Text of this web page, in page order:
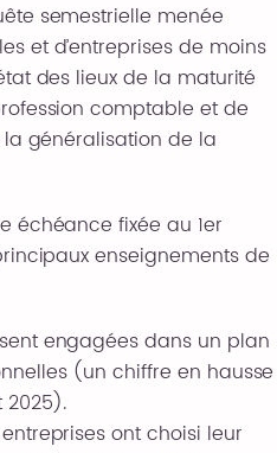
semestrielle menée
et d’entreprises de moins
des lieux de la maturité
comptable et de
généralisation de la
échéance fixée au 1er
enseignements de
engagées dans un plan
(un chiffre en hausse
2025).
ont choisi leur